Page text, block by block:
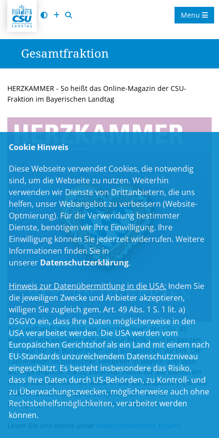
Menu
Gesamtfraktion
HERZKAMMER - So heißt das Online-Magazin der CSU-
Fraktion im Bayerischen Landtag
Die Landtagsfraktion ist die „Herzkammer" der CSU. 85
Abgeordnete gestalten mit Herzblut Politik, sind im ganzen
Freistaat für die Bürgerinnen und Bürgerinnen vor Ort. Die
CSU-Fraktion ist politischer Taktgeber in Bayern und setzt
wichtige Impulse, die zu konkreter Politik für die Menschen
im Freistaat werden. Als Motor in der Landespolitik treibt die
Fraktion Zukunftsentscheidungen voran – immer in
Bewegung, aber in der Heimat fest verwurzelt.
Lesen Sie uns online unter www.herzkammer.bayern
Cookie Hinweis
Diese Webseite verwendet Cookies, die notwendig
sind, um die Webseite zu nutzen. Weiterhin
verwenden wir Dienste von Drittanbietern, die uns
helfen, unser Webangebot zu verbessern (Website-
Optmierung). Für die Verwendung bestimmter
Dienste, benötigen wir Ihre Einwilligung. Ihre
Einwilligung können Sie jederzeit widerrufen. Weitere
Informationen finden Sie in
unserer Datenschutzerklärung.
Hinweis zur Datenübermittlung in die USA: Indem Sie
die jeweiligen Zwecke und Anbieter akzeptieren,
willigen Sie zugleich gem. Art. 49 Abs. 1 S. 1 lit. a)
DSGVO ein, dass Ihre Daten möglicherweise in den
USA verarbeitet werden. Die USA werden vom
Europäischen Gerichtshof als ein Land mit einem nach
EU-Standards unzureichendem Datenschutzniveau
eingeschätzt. Es besteht insbesondere das Risiko,
dass Ihre Daten durch US-Behörden, zu Kontroll- und
zu Überwachungszwecken, möglicherweise auch ohne
Rechtsbehelfsmöglichkeiten, verarbeitet werden
können.